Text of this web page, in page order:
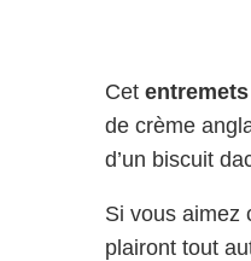
Cet
de crème
d’un biscuit
Si vous aimez
plairont tout